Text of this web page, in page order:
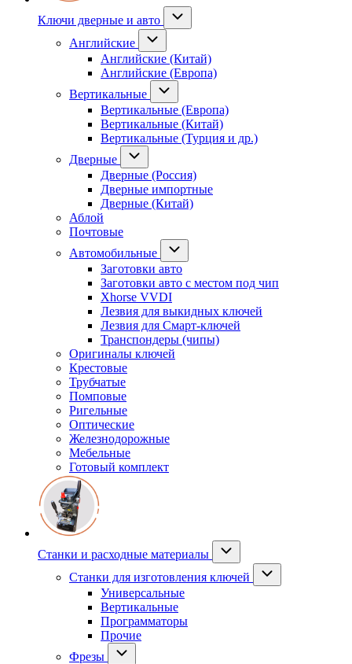
Ключи дверные и авто
Английские
Английские (Китай)
Английские (Европа)
Вертикальные
Вертикальные (Европа)
Вертикальные (Китай)
Вертикальные (Турция и др.)
Дверные
Дверные (Россия)
Дверные импортные
Дверные (Китай)
Аблой
Почтовые
Автомобильные
Заготовки авто
Заготовки авто с местом под чип
Xhorse VVDI
Лезвия для выкидных ключей
Лезвия для Смарт-ключей
Транспондеры (чипы)
Оригиналы ключей
Крестовые
Трубчатые
Помповые
Ригельные
Оптические
Железнодорожные
Мебельные
Готовый комплект
Станки и расходные материалы
Станки для изготовления ключей
Универсальные
Вертикальные
Программаторы
Прочие
Фрезы